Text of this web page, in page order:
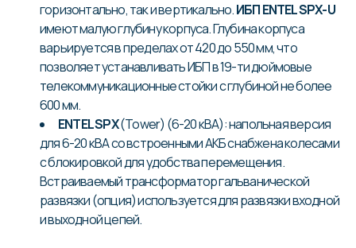
горизонтально, так и вертикально.ИБП ENTEL SPX-U
имеют малую глубину корпуса. Глубина корпуса
варьируется в пределах от 420 до 550 мм, что
позволяет устанавливать ИБП в 19-ти дюймовые
телекоммуникационные стойки с глубиной не более
600 мм.
ENTEL SPX(Tower) (6-20 кВА): напольная версия
для 6-20 кВА со встроенными АКБ снабжена колесами
с блокировкой для удобства перемещения.
Встраиваемый трансформатор гальванической
развязки (опция) используется для развязки входной
и выходной цепей.